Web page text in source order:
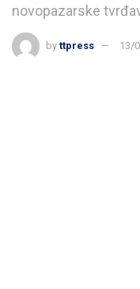
novopazarske
by ttpress 13/